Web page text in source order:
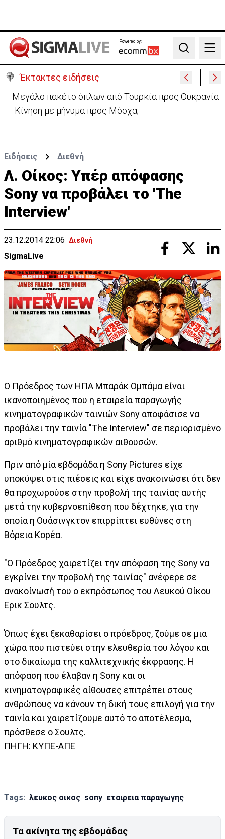
Powered by:
Search
Έκτακτες ειδήσεις
Μεγάλο πακέτο όπλων από Τουρκία προς Ουκρανία
-Κίνηση με μήνυμα προς Μόσχα;
Ειδήσεις Διεθνή
Λ. Οίκος: Υπέρ απόφασης
Sony να προβάλει το 'The
Interview'
23.12.2014 22:06 Διεθνή
SigmaLive
Ο Πρόεδρος των ΗΠΑ Μπαράκ Ομπάμα είναι
ικανοποιημένος που η εταιρεία παραγωγής
κινηματογραφικών ταινιών Sony αποφάσισε να
προβάλει την ταινία "The Interview" σε περιορισμένο
αριθμό κινηματογραφικών αιθουσών.
Πριν από μία εβδομάδα η Sony Pictures είχε
υποκύψει στις πιέσεις και είχε ανακοινώσει ότι δεν
θα προχωρούσε στην προβολή της ταινίας αυτής
μετά την κυβερνοεπίθεση που δέχτηκε, για την
οποία η Ουάσινγκτον επιρρίπτει ευθύνες στη
Βόρεια Κορέα.
"Ο Πρόεδρος χαιρετίζει την απόφαση της Sony να
εγκρίνει την προβολή της ταινίας" ανέφερε σε
ανακοίνωσή του ο εκπρόσωπος του Λευκού Οίκου
Ερικ Σουλτς.
Όπως έχει ξεκαθαρίσει ο πρόεδρος, ζούμε σε μια
χώρα που πιστεύει στην ελευθερία του λόγου και
στο δικαίωμα της καλλιτεχνικής έκφρασης. Η
απόφαση που έλαβαν η Sony και οι
κινηματογραφικές αίθουσες επιτρέπει στους
ανθρώπους να κάνουν τη δική τους επιλογή για την
ταινία και χαιρετίζουμε αυτό το αποτέλεσμα,
πρόσθεσε ο Σουλτς.
ΠΗΓΗ: ΚΥΠΕ-ΑΠΕ
Tags: λευκος οικος sony εταιρεια παραγωγης
Τα ακίνητα της εβδομάδας